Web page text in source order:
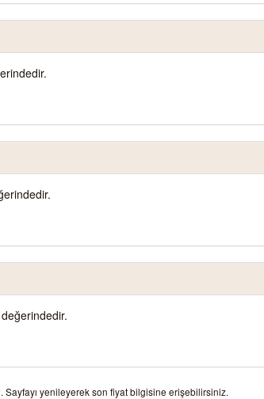
Sayfayı yenileyerek son fiyat bilgisine erişebilirsiniz.